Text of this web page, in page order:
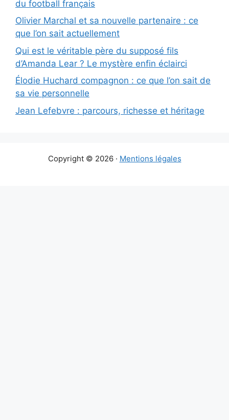
du football français
Olivier Marchal et sa nouvelle partenaire : ce
que l’on sait actuellement
Qui est le véritable père du supposé fils
d’Amanda Lear ? Le mystère enfin éclairci
Élodie Huchard compagnon : ce que l’on sait de
sa vie personnelle
Jean Lefebvre : parcours, richesse et héritage
Copyright © 2026 · Mentions légales